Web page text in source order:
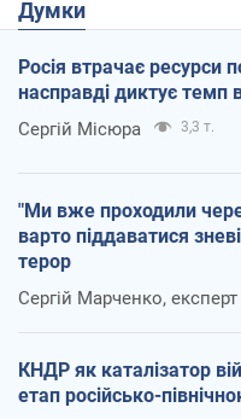
Думки
Росія втрачає ресурси
насправді диктує темп
Сергій Місюра 3,3 т.
"Ми вже проходили
варто піддаватися
терор
Сергій Марченко, експерт
КНДР як каталізатор
етап російсько-